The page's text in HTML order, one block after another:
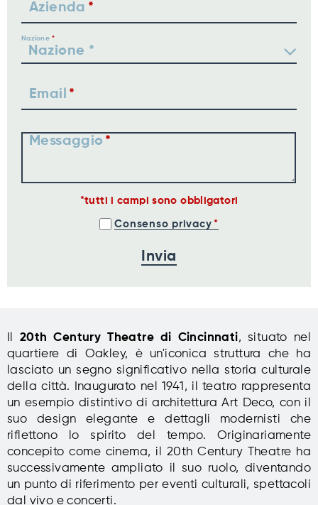
Azienda
Nazione
Email
Messaggio
tutti i campi sono obbligatori
Consenso privacy
20th Century Theatre di Cincinnati, situato nel
quartiere di Oakley, è un'iconica struttura che ha
lasciato un segno significativo nella storia culturale
della città. Inaugurato nel 1941, il teatro rappresenta
un esempio distintivo di architettura Art Deco, con il
suo design elegante e dettagli modernisti che
riflettono lo spirito del tempo. Originariamente
concepito come cinema, il 20th Century Theatre ha
successivamente ampliato il suo ruolo, diventando
un punto di riferimento per eventi culturali, spettacoli
dal vivo e concerti.